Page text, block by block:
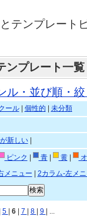
テンプレート
ンプレート一覧
ル・並び順・
ール| 個性的
未分類
新しい|
ピンク 青| 黄|
メニュー
2カラム-左メ
5 6 7 8 9 | ...